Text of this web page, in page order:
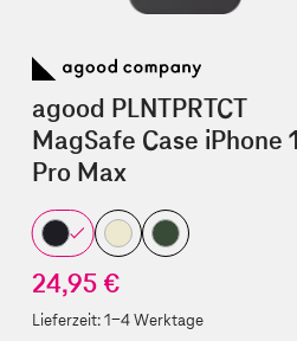
agood PLNTPRTCT
MagSafe Case iPhone
Pro Max
24,95 €
Lieferzeit:1-4 Werktage